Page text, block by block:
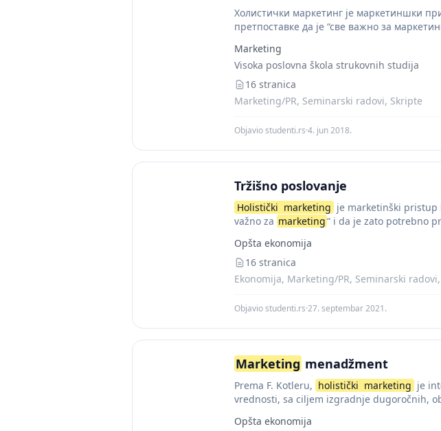
Холистички маркетинг је маркетиншки
претпоставке да је “све важно за
Marketing
Visoka poslovna škola strukovnih studija
16 stranica
Marketing/PR, Seminarski radovi, Skripte
Objavio studenti.rs·4. jun 2018.
Tržišno poslovanje
Holistički marketing je marketinški pristup
važno za marketing“ i da je zato potrebno
Opšta ekonomija
16 stranica
Ekonomija, Marketing/PR, Seminarski
Objavio studenti.rs·27. septembar 2021.
Marketing menadžment
Prema F. Kotleru, holistički marketing je
vrednosti, sa ciljem izgradnje dugoročnih,
Opšta ekonomija